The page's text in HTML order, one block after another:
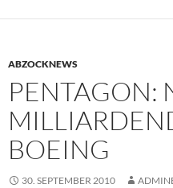
ABZOCKNEWS
PENTAGON:
BOEING
30. SEPTEMBER 2010